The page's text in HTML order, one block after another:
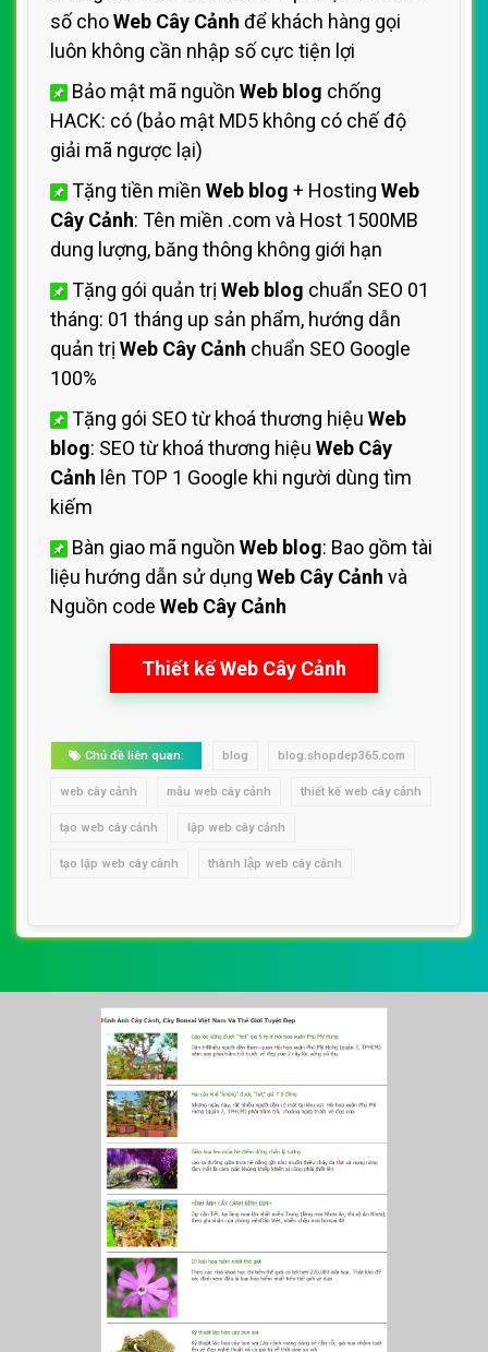
số choWeb Cây Cảnh để khách hàng gọi
luôn không cần nhập số cực tiện lợi
Bảo mật mã nguồn Web blog chống
HACK: có (bảo mật MD5 không có chế độ
giải mã ngược lại)
Tặng tiền miền Web blog + Hosting Web
Cây Cảnh: Tên miền .com và Host 1500MB
dung lượng, băng thông không giới hạn
Tặng gói quản trị Web blog chuẩn SEO 01
tháng: 01 tháng up sản phẩm, hướng dẫn
quản trị Web Cây Cảnh chuẩn SEO Google
100%
Tặng gói SEO từ khoá thương hiệu Web
blog: SEO từ khoá thương hiệu Web Cây
Cảnh lên TOP 1 Google khi người dùng tìm
kiếm
Bàn giao mã nguồn Web blog: Bao gồm tài
liệu hướng dẫn sử dụng Web Cây Cảnh và
Nguồn code Web Cây Cảnh
Thiết kế Web Cây Cảnh
Chủ đề liên quan: blog blog.shopdep365.com
web cây cảnh mẫu web cây cảnh thiết kế web cây cảnh
tạo web cây cảnh lập web cây cảnh
tạo lập web cây cảnh thành lập web cây cảnh